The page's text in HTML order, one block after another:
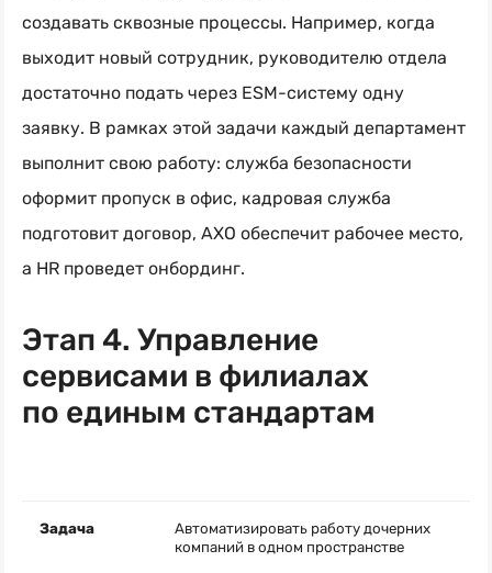
создавать сквозные процессы. Например, когда
выходит новый сотрудник, руководителю отдела
достаточно подать через ESM-систему одну
заявку. В рамках этой задачи каждый департамент
выполнит свою работу: служба безопасности
оформит пропуск в офис, кадровая служба
подготовит договор, АХО обеспечит рабочее место,
а HR проведет онбординг.
Этап 4. Управление
сервисами в филиалах
по единым стандартам
Задача
Автоматизировать работу дочерних
компаний в одном пространстве